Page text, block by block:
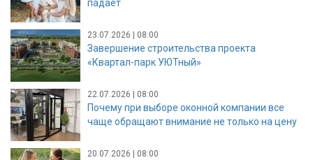
падает
23.07.2026 | 08:00
Завершение строительства проекта
«Квартал-парк УЮТный»
22.07.2026 | 08:00
Почему при выборе оконной компании все
чаще обращают внимание не только на цену
20.07.2026 | 08:00